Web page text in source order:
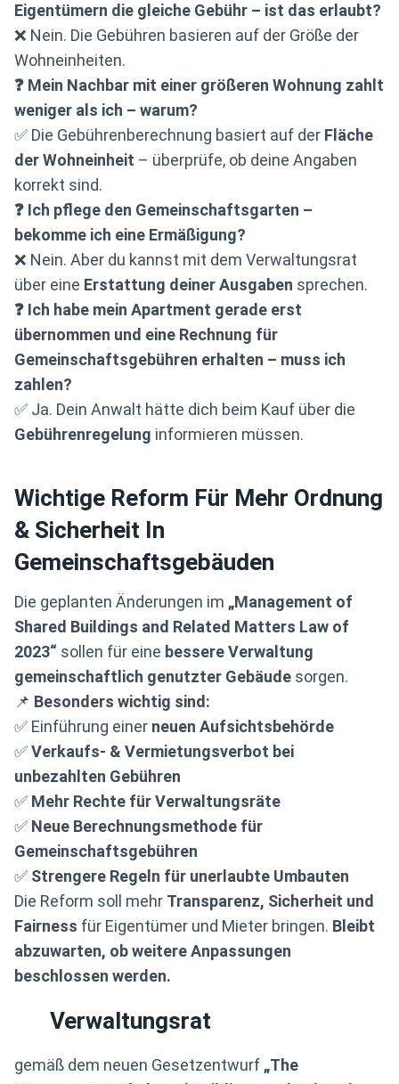
Eigentümern die gleiche Gebühr – ist das erlaubt?
❌ Nein. Die Gebühren basieren auf der Größe der
Wohneinheiten.
❓ Mein Nachbar mit einer größeren Wohnung zahlt
weniger als ich – warum?
✅ Die Gebührenberechnung basiert auf der Fläche
der Wohneinheit – überprüfe, ob deine Angaben
korrekt sind.
❓ Ich pflege den Gemeinschaftsgarten –
bekomme ich eine Ermäßigung?
❌ Nein. Aber du kannst mit dem Verwaltungsrat
über eine Erstattung deiner Ausgaben sprechen.
❓ Ich habe mein Apartment gerade erst
übernommen und eine Rechnung für
Gemeinschaftsgebühren erhalten – muss ich
zahlen?
✅ Ja. Dein Anwalt hätte dich beim Kauf über die
Gebührenregelung informieren müssen.
Wichtige Reform Für Mehr Ordnung
& Sicherheit In
Gemeinschaftsgebäuden
Die geplanten Änderungen im „Management of
Shared Buildings and Related Matters Law of
2023“ sollen für eine bessere Verwaltung
gemeinschaftlich genutzter Gebäude sorgen.
📌 Besonders wichtig sind:
✅ Einführung einer neuen Aufsichtsbehörde
✅Verkaufs- & Vermietungsverbot bei
unbezahlten Gebühren
✅ Mehr Rechte für Verwaltungsräte
✅ Neue Berechnungsmethode für
Gemeinschaftsgebühren
✅ Strengere Regeln für unerlaubte Umbauten
Die Reform soll mehr Transparenz, Sicherheit und
Fairness für Eigentümer und Mieter bringen. Bleibt
abzuwarten, ob weitere Anpassungen
beschlossen werden.
Verwaltungsrat
gemäß dem neuen Gesetzentwurf „The